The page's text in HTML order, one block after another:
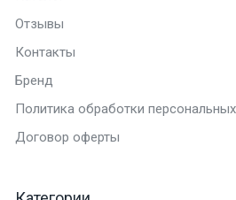
Отзывы
Контакты
Бренд
Политика обработки
Договор оферты